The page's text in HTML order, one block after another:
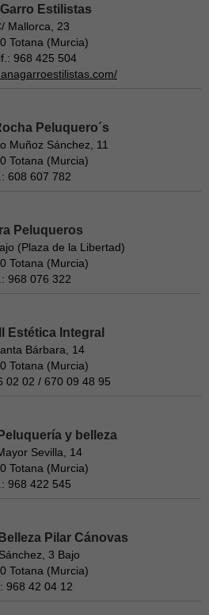
Estilistas
Mallorca, 23
Totana (Murcia)
968 425 504
Peluquero´s
Muñoz Sánchez, 11
Totana (Murcia)
608 607 782
Peluqueros
(Plaza de la Libertad)
Totana (Murcia)
968 076 322
Estética Integral
Bárbara, 14
Totana (Murcia)
02 02 / 670 09 48 95
y belleza
Sevilla, 14
Totana (Murcia)
968 422 545
Pilar Cánovas
3 Bajo
Totana (Murcia)
968 42 04 12